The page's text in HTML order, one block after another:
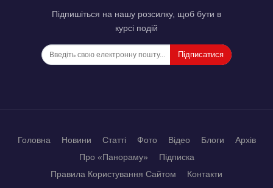
Підпишіться на нашу розсилку, щоб бути в
курсі подій
Підписатися
Головна Новини Статті Фото Відео Блоги
Архів
Про «Панораму»
Підписка
Правила Користування Сайтом
Контакти